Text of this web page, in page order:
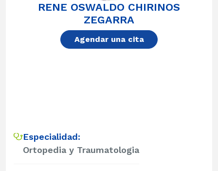
RENE OSWALDO CHIRINOS
ZEGARRA
Agendar una cita
Especialidad:
Ortopedia y Traumatologia